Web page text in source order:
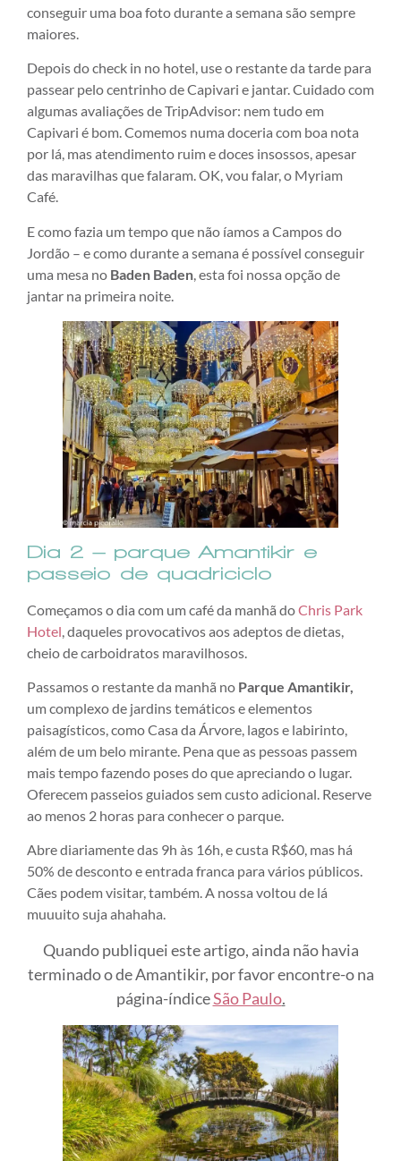
conseguir uma boa foto durante a semana são sempre
maiores.
Depois do check in no hotel, use o restante da tarde para
passear pelo centrinho de Capivari e jantar. Cuidado com
algumas avaliações de TripAdvisor: nem tudo em
Capivari é bom. Comemos numa doceria com boa nota
por lá, mas atendimento ruim e doces insossos, apesar
das maravilhas que falaram. OK, vou falar, o Myriam
Café.
E como fazia um tempo que não íamos a Campos do
Jordão – e como durante a semana é possível conseguir
uma mesa no Baden Baden , esta foi nossa opção de
jantar na primeira noite.
Dia 2 – parque Amantikir e
passeio de quadriciclo
Começamos o dia com um café da manhã doChris Park
Hotel , daqueles provocativos aos adeptos de dietas,
cheio de carboidratos maravilhosos.
Passamos o restante da manhã no Parque Amantikir,
um complexo de jardins temáticos e elementos
paisagísticos, como Casa da Árvore, lagos e labirinto,
além de um belo mirante. Pena que as pessoas passem
mais tempo fazendo poses do que apreciando o lugar.
Oferecem passeios guiados sem custo adicional. Reserve
ao menos 2 horas para conhecer o parque.
Abre diariamente das 9h às 16h, e custa R$60, mas há
50% de desconto e entrada franca para vários públicos.
Cães podem visitar, também. A nossa voltou de lá
muuuito suja ahahaha.
Quando publiquei este artigo, ainda não havia
terminado o de Amantikir, por favor encontre-o na
página-índiceSão Paulo.